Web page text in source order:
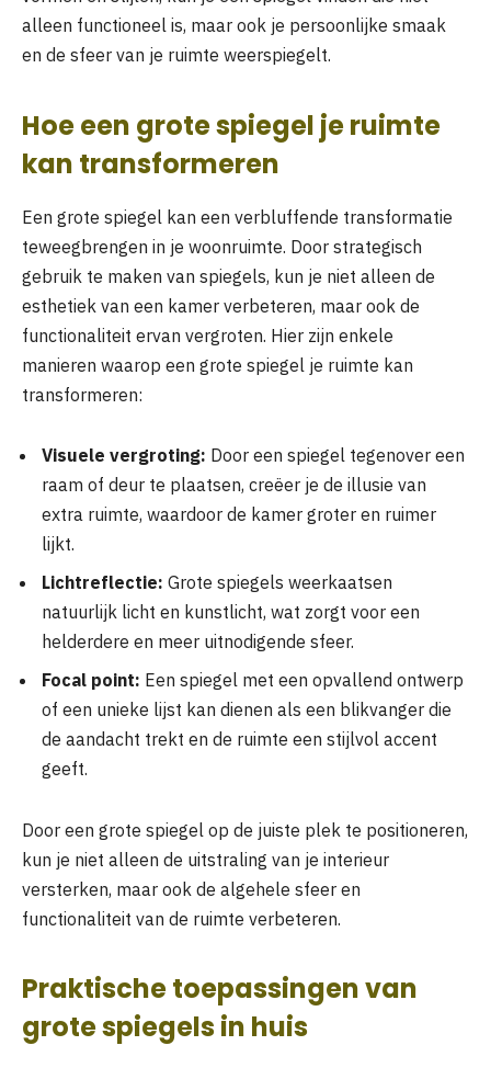
alleen functioneel is, maar ook je persoonlijke smaak
en de sfeer van je ruimte weerspiegelt.
Hoe een grote spiegel je ruimte
kan transformeren
Een grote spiegel kan een verbluffende transformatie
teweegbrengen in je woonruimte. Door strategisch
gebruik te maken van spiegels, kun je niet alleen de
esthetiek van een kamer verbeteren, maar ook de
functionaliteit ervan vergroten. Hier zijn enkele
manieren waarop een grote spiegel je ruimte kan
transformeren:
Visuele vergroting: Door een spiegel tegenover een
raam of deur te plaatsen, creëer je de illusie van
extra ruimte, waardoor de kamer groter en ruimer
lijkt.
Lichtreflectie: Grote spiegels weerkaatsen
natuurlijk licht en kunstlicht, wat zorgt voor een
helderdere en meer uitnodigende sfeer.
Focal point: Een spiegel met een opvallend ontwerp
of een unieke lijst kan dienen als een blikvanger die
de aandacht trekt en de ruimte een stijlvol accent
geeft.
Door een grote spiegel op de juiste plek te positioneren,
kun je niet alleen de uitstraling van je interieur
versterken, maar ook de algehele sfeer en
functionaliteit van de ruimte verbeteren.
Praktische toepassingen van
grote spiegels in huis